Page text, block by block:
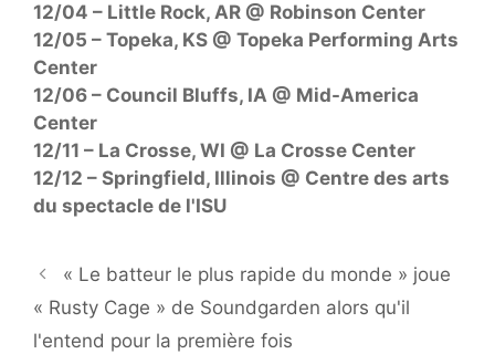
12/04 – Little Rock, AR @ Robinson Center
12/05 – Topeka, KS @ Topeka Performing Arts
Center
12/06 – Council Bluffs, IA @ Mid-America
Center
12/11 – La Crosse, WI @ La Crosse Center
12/12 – Springfield, Illinois @ Centre des arts
du spectacle de l'ISU
« Le batteur le plus rapide du monde » joue
« Rusty Cage » de Soundgarden alors qu'il
l'entend pour la première fois